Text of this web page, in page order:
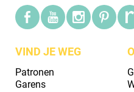
VIND JE WEG
Patronen
Garens